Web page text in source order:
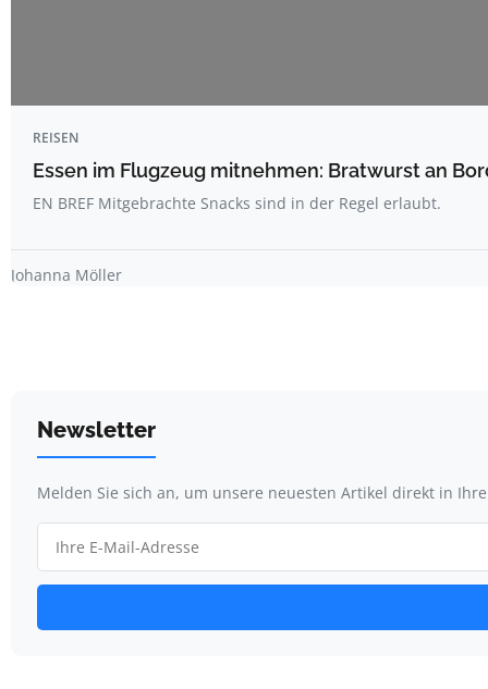
REISEN
Essen im Flugzeug mitnehmen: Bratwurst an
EN BREF Mitgebrachte Snacks sind in der Regel erlaubt.
Johanna Möller
Newsletter
Melden Sie sich an, um unsere neuesten Artikel direkt in